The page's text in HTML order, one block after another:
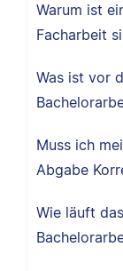
Warum ist
Facharbeit
Was ist vor
Muss ich
Abgabe
Wie läuft